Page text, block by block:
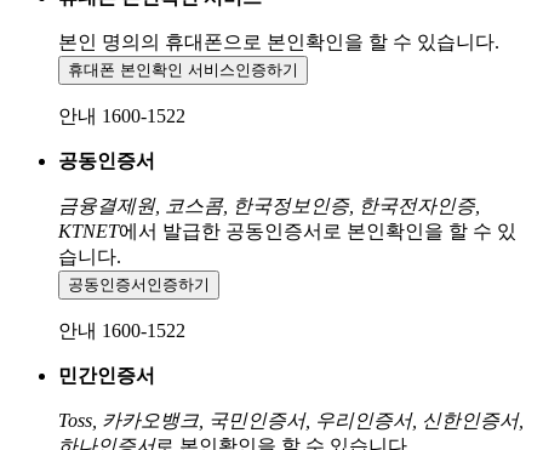
본인 명의의 휴대폰으로 본인확인을 할 수 있습니다.
휴대폰 본인확인 서비스인증하기
안내 1600-1522
공동인증서
금융결제원, 코스콤, 한국정보인증, 한국전자인증,
KTNET에서 발급한 공동인증서로 본인확인을 할 수 있
습니다.
공동인증서 인증하기
안내 1600-1522
민간인증서
Toss, 카카오뱅크, 국민인증서, 우리인증서, 신한인증서,